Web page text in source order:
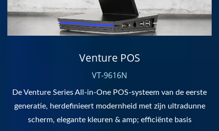
Venture POS
VT-9616N
De Venture Series All-in-One POS-systeem van de eerste
generatie, herdefinieert modernheid met zijn ultradunne
scherm, elegante kleuren & amp; efficiënte basis